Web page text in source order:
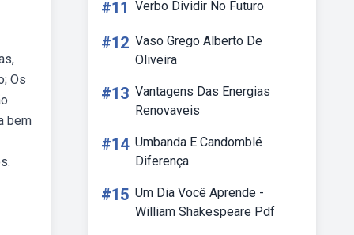
Os
bem
#11 Verbo Dividir No Futuro
#12 Vaso Grego Alberto De
Oliveira
#13 Vantagens Das Energias
Renovaveis
#14 Umbanda E Candomblé
Diferença
#15 Um Dia Você Aprende -
William Shakespeare Pdf